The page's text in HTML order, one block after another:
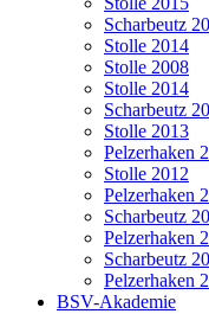
Scharbeutz
Stolle 2014
Stolle 2008
Stolle 2014
Scharbeutz
Stolle 2013
Pelzerhaken
Stolle 2012
Pelzerhaken
Scharbeutz
Pelzerhaken
Scharbeutz
Pelzerhaken
BSV-Akademie